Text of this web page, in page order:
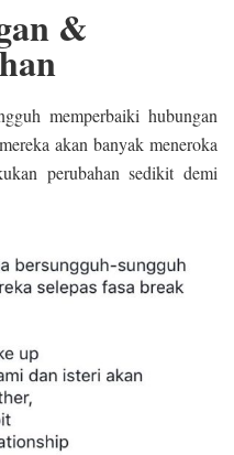
&
memperbaiki hubungan
akan banyak meneroka
perubahan sedikit demi